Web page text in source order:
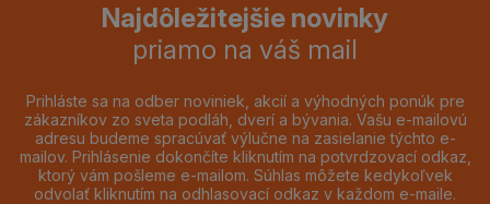
Najdôležitejšie novinky
priamo na váš mail
Prihláste sa na odber noviniek, akcií a výhodných ponúk pre
zákazníkov zo sveta podláh, dverí a bývania. Vašu e-mailovú
adresu budeme spracúvať výlučne na zasielanie týchto e-
mailov. Prihlásenie dokončíte kliknutím na potvrdzovací odkaz,
ktorý vám pošleme e-mailom. Súhlas môžete kedykoľvek
odvolať kliknutím na odhlasovací odkaz v každom e-maile.